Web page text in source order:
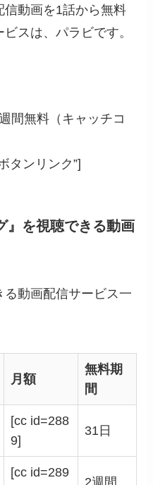
信動画を1話から無料
スは、パラビです。
間無料（キャッチコ
タンリンク”]
』を視聴できる動画
動画配信サービス一
月額
無料期
間
[cc id=288
9]
31日
[cc id=289